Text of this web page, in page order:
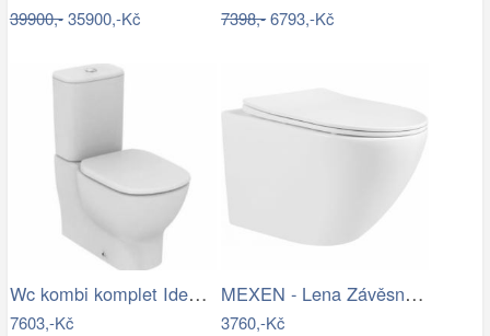
39900,-35900,-Kč 7398,-6793,-Kč
Wc kombi komplet Ideal Standard Tesi…
7603,-Kč
MEXEN - Lena Závěsná WC mísa včetně…
3760,-Kč